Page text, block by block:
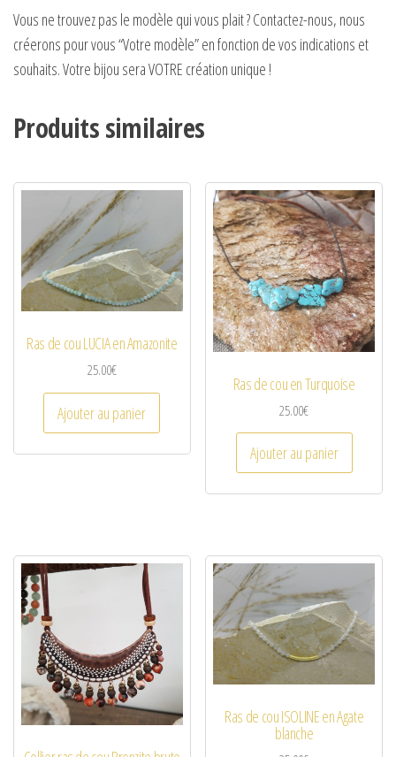
Vous ne trouvez pas le modèle qui vous plait ? Contactez-nous, nous
créerons pour vous “Votre modèle” en fonction de vos indications et
souhaits. Votre bijou sera VOTRE création unique !
Produits similaires
Ras de cou LUCIA en Amazonite
25.00€
Ajouter au panier
Ras de cou en Turquoise
25.00€
Ajouter au panier
Ras de cou ISOLINE en Agate
blanche